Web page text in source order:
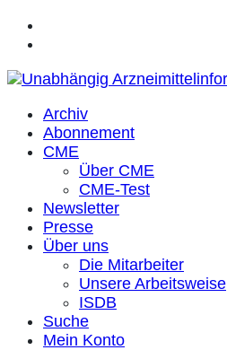
Archiv
Abonnement
CME
Über CME
CME-Test
Newsletter
Presse
Über uns
Die Mitarbeiter
Unsere Arbeitsweise
ISDB
Suche
Mein Konto